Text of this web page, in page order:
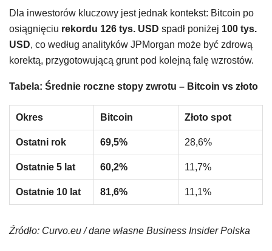
Dla inwestorów kluczowy jest jednak kontekst: Bitcoin po
osiągnięciu rekordu 126 tys. USD spadł poniżej 100 tys.
USD, co według analityków JPMorgan może być zdrową
korektą, przygotowującą grunt pod kolejną falę wzrostów.
Tabela: Średnie roczne stopy zwrotu – Bitcoin vs złoto
Okres Bitcoin Złoto spot
Ostatni rok 69,5% 28,6%
Ostatnie 5 lat 60,2% 11,7%
Ostatnie 10 lat 81,6% 11,1%
Źródło: Curvo.eu / dane własne Business Insider Polska